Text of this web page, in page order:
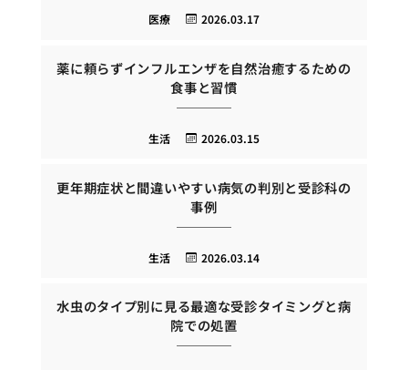
2026.03.17
医療
薬に頼らずインフルエンザを自然治癒するための
食事と習慣
2026.03.15
生活
更年期症状と間違いやすい病気の判別と受診科の
事例
2026.03.14
生活
水虫のタイプ別に見る最適な受診タイミングと病
院での処置